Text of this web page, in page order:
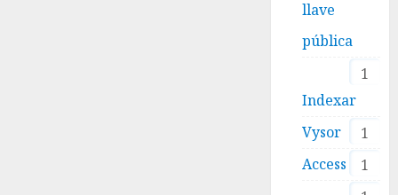
llave
pública
1
Indexar
1
Vysor
1
Access